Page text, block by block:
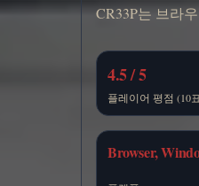
CR33P는 브라
4.5 / 5
플레이어 평점 (10
Browser,